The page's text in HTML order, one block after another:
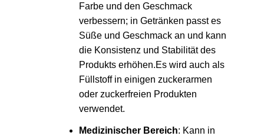
Farbe und den Geschmack
verbessern; in Getränken passt es
Süße und Geschmack an und kann
die Konsistenz und Stabilität des
Produkts erhöhen.Es wird auch als
Füllstoff in einigen zuckerarmen
oder zuckerfreien Produkten
verwendet.
Medizinischer Bereich: Kann in